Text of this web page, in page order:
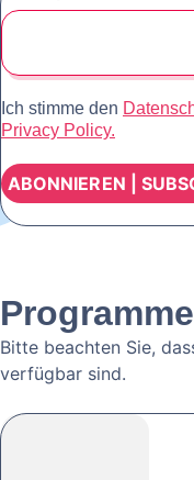
Ich stimme den
Privacy Policy.
Bitte beachten Sie,
verfügbar sind.